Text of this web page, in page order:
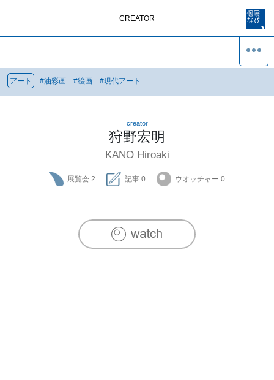
CREATOR
アート #油彩画 #絵画 #現代アート
creator
狩野宏明
KANO Hiroaki
展覧会 2 記事 0 ウオッチャー 0